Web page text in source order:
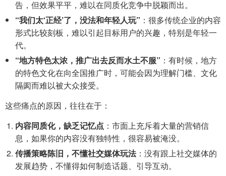
告，但效果平平，难以在同质化竞争中脱颖而出。
“我们太‘正经’了，没法和年轻人玩” ：很多传统企业的内容
形式比较刻板，难以引起目标用户的兴趣，特别是年轻一
代。
“地方特色太浓，推广出去反而水土不服” ：有时候，地方
的特色文化在向全国推广时，可能会因为理解门槛、文化
隔阂而难以被大众接受。
这些痛点的原因，往往在于：
内容同质化，缺乏记忆点 ：市面上充斥着大量的营销信
息，如果你的内容没有独特性，很容易被淹没。
传播策略陈旧，不懂社交媒体玩法：没有跟上社交媒体的
发展趋势，不懂得如何制造话题、引导互动。